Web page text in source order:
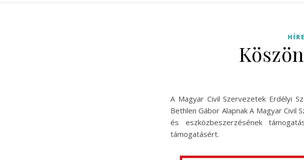
A Magyar Civil Szervezetek Erdélyi
Bethlen Gábor Alapnak A Magyar
és eszközbeszerzésének
támogatásért.